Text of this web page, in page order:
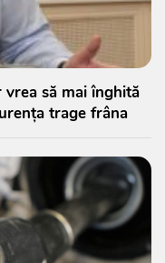
vrea să mai înghită
trage frâna